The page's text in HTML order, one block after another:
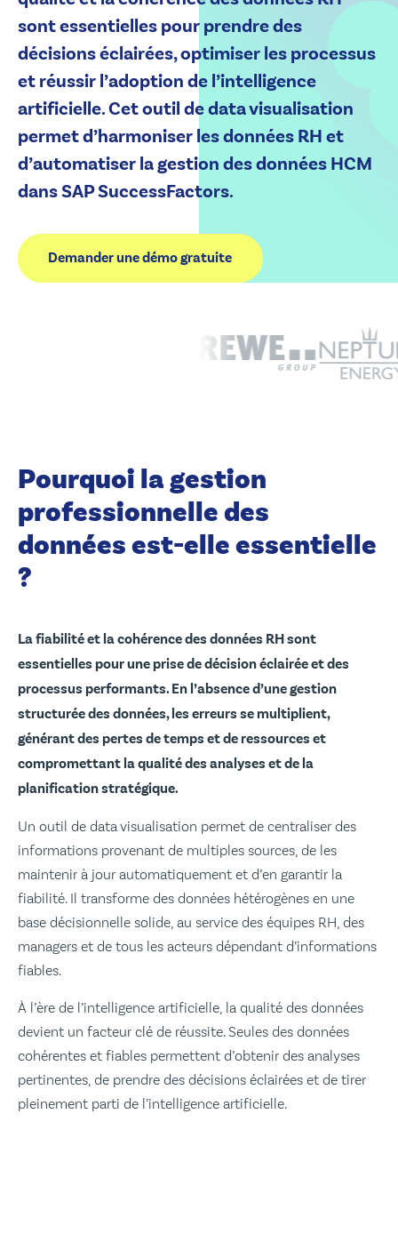
sont essentielles pour prendre des
décisions éclairées, optimiser les processus
et réussir l’adoption de l’intelligence
artificielle. Cet outil de data visualisation
permet d’harmoniser les données RH et
d’automatiser la gestion des données HCM
dans SAP SuccessFactors.
Demander une démo gratuite
Pourquoi la gestion
professionnelle des
données est-elle essentielle
?
La fiabilité et la cohérence des données RH sont
essentielles pour une prise de décision éclairée et des
processus performants. En l’absence d’une gestion
structurée des données, les erreurs se multiplient,
générant des pertes de temps et de ressources et
compromettant la qualité des analyses et de la
planification stratégique.
Un outil de data visualisation permet de centraliser des
informations provenant de multiples sources, de les
maintenir à jour automatiquement et d’en garantir la
fiabilité. Il transforme des données hétérogènes en une
base décisionnelle solide, au service des équipes RH, des
managers et de tous les acteurs dépendant d’informations
fiables.
À l’ère de l’intelligence artificielle, la qualité des données
devient un facteur clé de réussite. Seules des données
cohérentes et fiables permettent d’obtenir des analyses
pertinentes, de prendre des décisions éclairées et de tirer
pleinement parti de l’intelligence artificielle.